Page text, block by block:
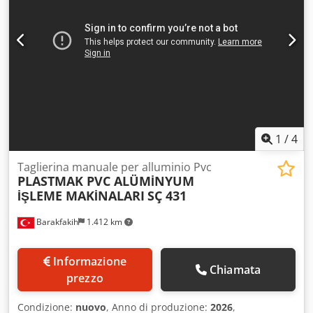
inferiore • Sistema di misura destra-sinistra • Pressa
pneumatica e sistema di raffreddamento
1 /4
Barakfakih 1.412 km
Taglierina manuale per alluminio Pvc
PLASTMAK PVC ALÜMİNYUM
İŞLEME MAKİNALARI SÇ 431
prezzo
Chiamata
Condizione: nuovo, Anno di produzione: 2026,